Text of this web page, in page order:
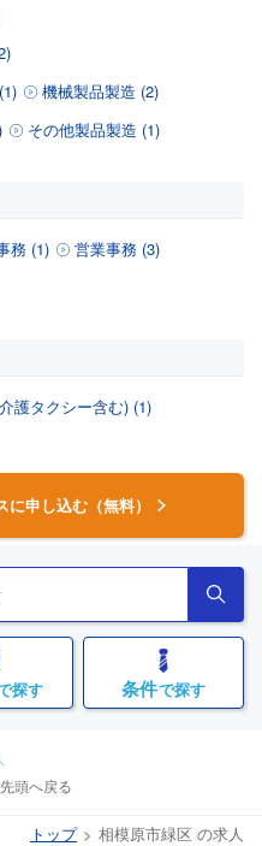
機械製品製造 (2)
その他製品製造 (1)
務 (1)
営業事務 (3)
護タクシー含む) (1)
申し込む（無料）
探す 条件で探す
頭へ戻る
トップ 相模原市緑区 の求人